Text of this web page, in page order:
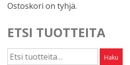
Ostoskori on tyhjä.
ETSI TUOTTEITA
Etsi: Haku